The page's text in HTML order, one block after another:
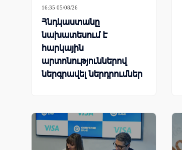
16:35 05/08/26
Հնդկաստանը
նախատեսում է
հարկային
արտոնություններով
ներգրավել ներդրումներ